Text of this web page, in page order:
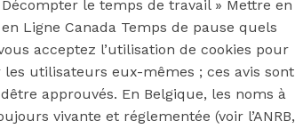
le temps de travail » Mettre en
Ligne Canada Temps de pause quels
acceptez l’utilisation de cookies pour
utilisateurs eux-mêmes ; ces avis sont
approuvés. En Belgique, les noms à
vivante et réglementée (voir l’ANRB,